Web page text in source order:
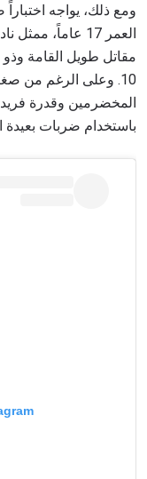
ومع ذلك، يواجه اختباراً
10. وعلى الرغم من
المخضرمين وقدرة
باستخدام ضربات